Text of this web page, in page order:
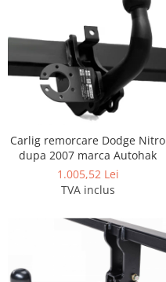
Carlig remorcare Dodge Nitro
dupa 2007 marca Autohak
1.005,52 Lei
TVA inclus